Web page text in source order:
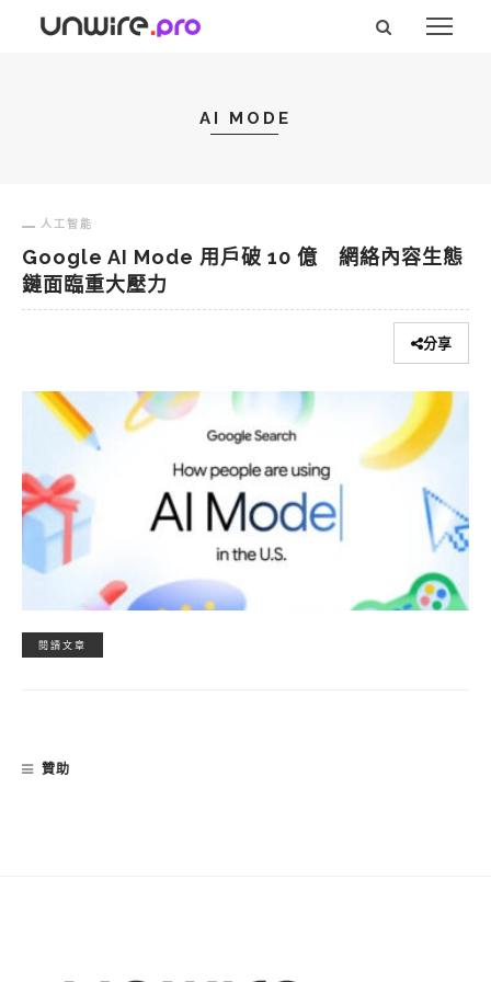
AI MODE
人工智能
Google AI Mode 用戶破 10 億 網絡內容生態
鏈面臨重大壓力
分享
閱讀文章
贊助